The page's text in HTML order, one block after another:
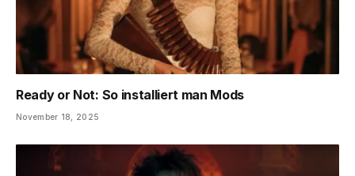
Ready or Not: So installiert man Mods
November 18, 2025